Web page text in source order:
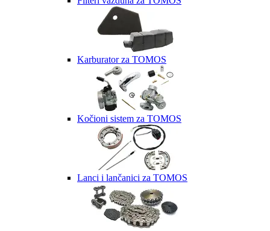
Karburator za TOMOS
Kočioni sistem za TOMOS
Lanci i lančanici za TOMOS